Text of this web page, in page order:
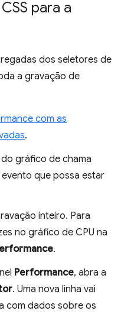
para a
dos seletores de
a gravação de
com as
.
gráfico de chama
que possa estar
inteiro. Para
no gráfico de CPU na
.
Performance, abra a
. Uma nova linha vai
com dados sobre os